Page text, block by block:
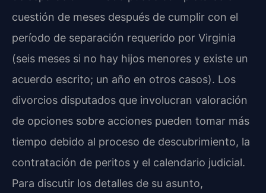
cuestión de meses después de cumplir con el
período de separación requerido por Virginia
(seis meses si no hay hijos menores y existe un
acuerdo escrito; un año en otros casos). Los
divorcios disputados que involucran valoración
de opciones sobre acciones pueden tomar más
tiempo debido al proceso de descubrimiento, la
contratación de peritos y el calendario judicial.
Para discutir los detalles de su asunto,